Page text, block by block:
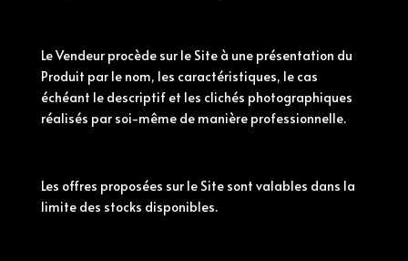
Le Vendeur procède sur le Site à une présentation du
Produit par le nom, les caractéristiques, le cas
échéant le descriptif et les clichés photographiques
réalisés par soi-même de manière professionnelle.
Les offres proposées sur le Site sont valables dans la
limite des stocks disponibles.